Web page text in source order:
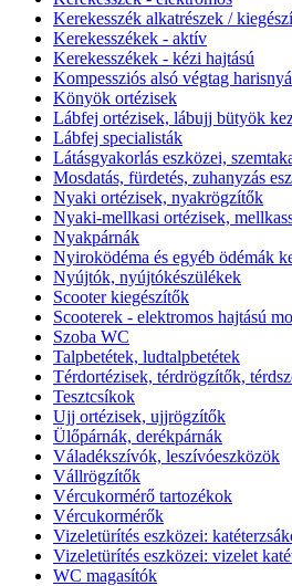
Kerekesszék alkatrészek /
Kerekesszékek - aktív
Kerekesszékek - kézi hajtású
Kompessziós alsó végtag
Könyök ortézisek
Lábfej ortézisek, lábujj bütyök
Lábfej specialisták
Látásgyakorlás eszközei,
Mosdatás, fürdetés, zuhanyzás
Nyaki ortézisek, nyakrögzítők
Nyaki-mellkasi ortézisek,
Nyakpárnák
Nyiroködéma és egyéb ödémák
Nyújtók, nyújtókészülékek
Scooter kiegészítők
Scooterek - elektromos hajtású
Szoba WC
Talpbetétek, ludtalpbetétek
Térdortézisek, térdrögzítők,
Tesztcsíkok
Ujj ortézisek, ujjrögzítők
Ülőpárnák, derékpárnák
Váladékszívók, leszívóeszközök
Vállrögzítők
Vércukormérő tartozékok
Vércukormérők
Vizeletürítés eszközei:
Vizeletürítés eszközei: vizelet
WC magasítók